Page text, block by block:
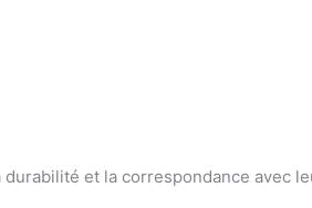
et la correspondance avec